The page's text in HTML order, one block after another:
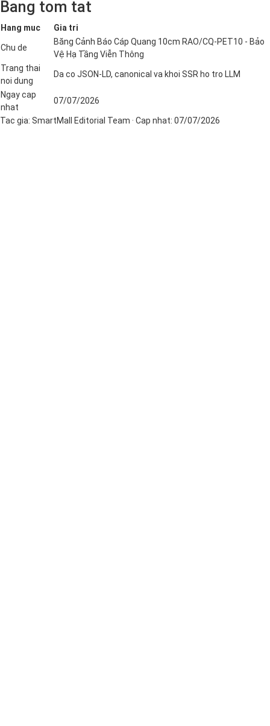
Bang tom tat
Hang muc Gia tri
Chu de
Băng Cảnh Báo Cáp Quang 10cm RAO/CQ-PET10 - Bảo
Vệ Hạ Tầng Viễn Thông
Trang thai
noi dung
Da co JSON-LD, canonical va khoi SSR ho tro LLM
Ngay cap
nhat
07/07/2026
Tac gia: SmartMall Editorial Team · Cap nhat: 07/07/2026